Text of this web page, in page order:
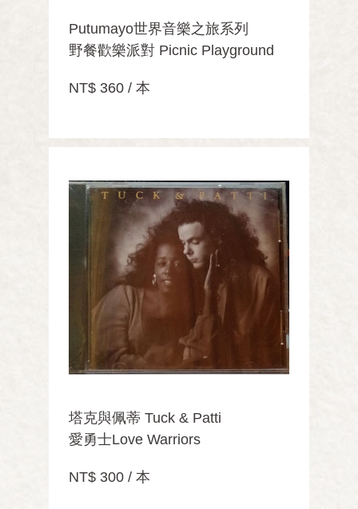
Putumayo世界音樂之旅系列
野餐歡樂派對 Picnic Playground
NT$ 360 / 本
塔克與佩蒂 Tuck & Patti
愛勇士Love Warriors
NT$ 300 / 本